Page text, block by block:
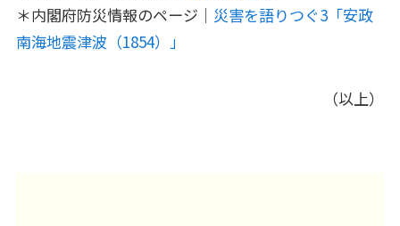
＊内閣府防災情報のページ｜ 災害を語りつぐ3「安政
南海地震津波（1854）」
（以上）